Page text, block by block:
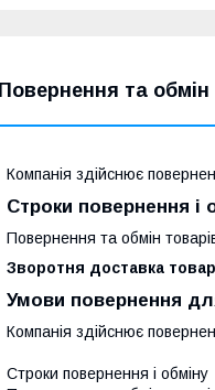
Повернення та обмін
Компанія здійснює
Строки повернення і
Повернення та обмін
Зворотня доставка
Умови повернення
Компанія здійснює
Строки повернення і обміну